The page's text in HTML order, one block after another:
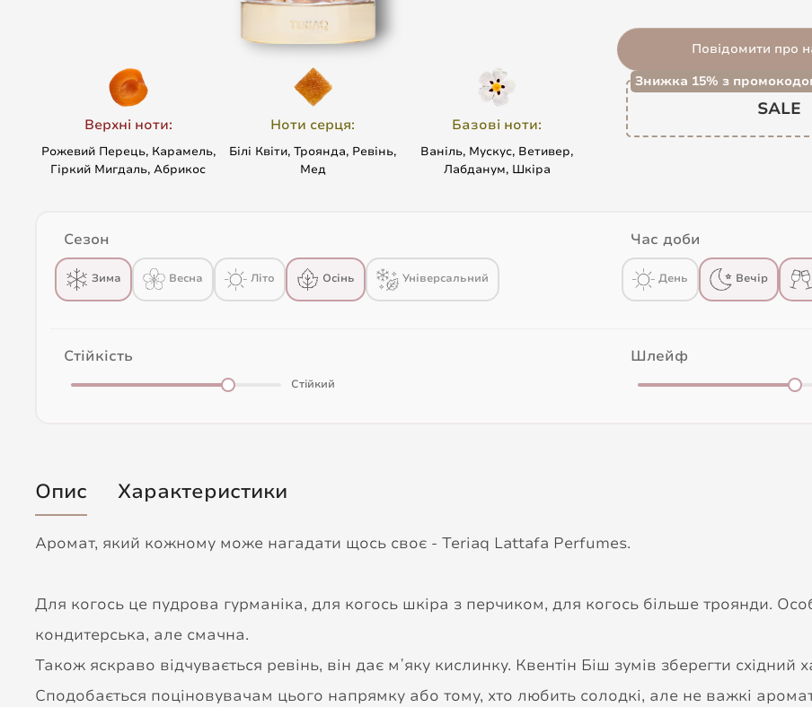
Верхні ноти:
Рожевий Перець, Карамель,
Гіркий Мигдаль, Абрикос
Ноти серця:
Білі Квіти, Троянда, Ревінь,
Мед
Базові ноти:
Ваніль, Мускус, Ветивер,
Лабданум, Шкіра
Повідомити про
Знижка 15% з
SALE
Сезон
Зима Весна Літо Осінь Універсальний
Час доби
День Вечір
Стійкість
Стійкий
Шлейф
Опис Характеристики
Аромат, який кожному може нагадати щось своє - Teriaq Lattafa Perfumes.
Для когось це пудрова гурманіка, для когось шкіра з перчиком, для когось більше троянди.
кондитерська, але смачна.
Також яскраво відчувається ревінь, він дає мʼяку кислинку. Квентін Біш зумів зберегти східний
Сподобається поціновувачам цього напрямку або тому, хто любить солодкі, але не важкі